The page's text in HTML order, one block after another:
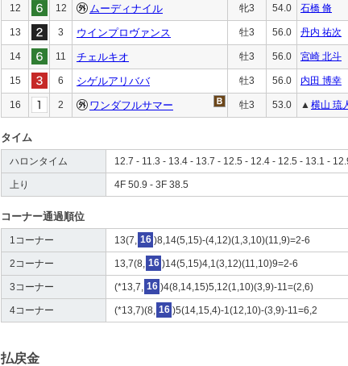
12 12 ムーディナイル 牝3 54.0 石橋 脩
13 3 ウインプロヴァンス 牡3 56.0 丹内 祐次
14 11 チェルキオ 牡3 56.0 宮崎 北斗
15 6 シゲルアリババ 牡3 56.0 内田 博幸
16 2 ワンダフルサマー 牡3 53.0 ▲ 横山 琉
タイム
ハロンタイム 12.7 - 11.3 - 13.4 - 13.7 - 12.5 - 12.4 - 12.5 - 13.1 -
上り 4F 50.9 - 3F 38.5
コーナー通過順位
1コーナー 13(7, 16 )8,14(5,15)-(4,12)(1,3,10)(11,9)=2-6
2コーナー 13,7(8, 16 )14(5,15)4,1(3,12)(11,10)9=2-6
3コーナー (*13,7, 16 )4(8,14,15)5,12(1,10)(3,9)-11=(2,6)
4コーナー (*13,7)(8, 16 )5(14,15,4)-1(12,10)-(3,9)-11=6,2
払戻金